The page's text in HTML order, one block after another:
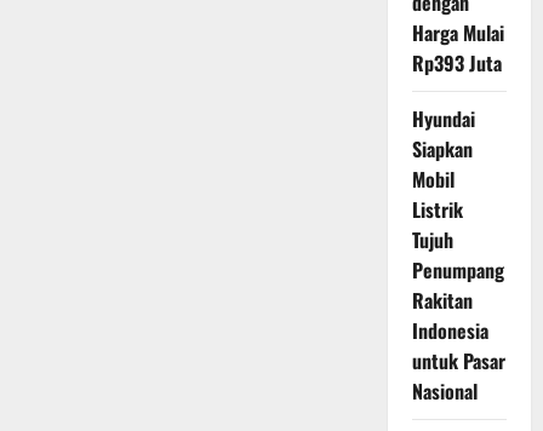
Harga Mulai
Rp393 Juta
Hyundai
Siapkan
Mobil
Listrik
Tujuh
Penumpang
Rakitan
Indonesia
untuk Pasar
Nasional